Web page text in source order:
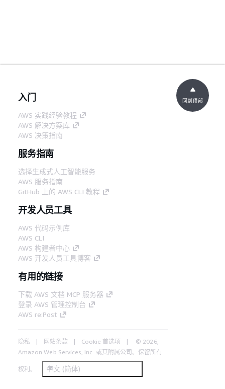
入门
AWS 实践经验教程
AWS 解决方案库
AWS 决策指南
服务指南
选择生成式人工智能服务
AWS 服务指南
GitHub 上的 AWS CLI 教程
开发人员工具
AWS 代码示例库
AWS CLI
AWS 构建者中心
AWS 开发人员工具博客
有用的链接
下载 AWS 文档 MCP 服务器
登录 AWS 管理控制台
AWS re:Post
隐私 网站条款 Cookie 首选项
© 2026,
Amazon Web Services, Inc. 或其附属公司。保留所有
权利。 中文 (简体)
回到顶部